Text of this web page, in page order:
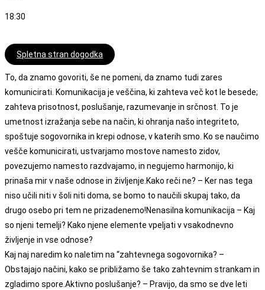
18:30
Spletna stran dogodka
To, da znamo govoriti, še ne pomeni, da znamo tudi zares
komunicirati. Komunikacija je veščina, ki zahteva več kot le besede;
zahteva prisotnost, poslušanje, razumevanje in srčnost. To je
umetnost izražanja sebe na način, ki ohranja našo integriteto,
spoštuje sogovornika in krepi odnose, v katerih smo. Ko se naučimo
vešče komunicirati, ustvarjamo mostove namesto zidov,
povezujemo namesto razdvajamo, in negujemo harmonijo, ki
prinaša mir v naše odnose in življenje.Kako reči ne? – Ker nas tega
niso učili niti v šoli niti doma, se bomo to naučili skupaj tako, da
drugo osebo pri tem ne prizadenemo!Nenasilna komunikacija – Kaj
so njeni temelji? Kako njene elemente vpeljati v vsakodnevno
življenje in vse odnose?
Kaj naj naredim ko naletim na “zahtevnega sogovornika? –
Obstajajo načini, kako se približamo še tako zahtevnim strankam in
zgladimo spore.Aktivno poslušanje? – Pravijo, da smo se dve leti